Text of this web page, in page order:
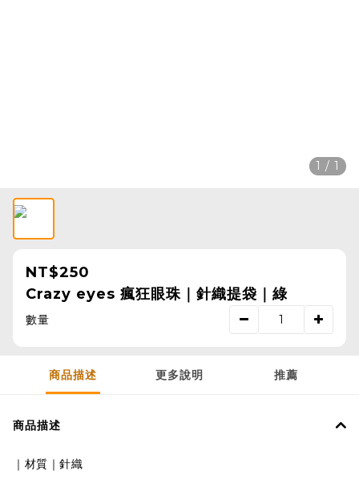
1 / 1
NT$250
Crazy eyes 瘋狂眼珠｜針織提袋｜綠
數量
商品描述 更多說明 推薦
商品描述
｜材質｜針織